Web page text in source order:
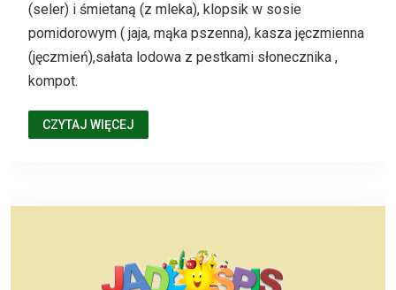
(seler) i śmietaną (z mleka), klopsik w sosie
pomidorowym ( jaja, mąka pszenna), kasza jęczmienna
(jęczmień),sałata lodowa z pestkami słonecznika ,
kompot.
CZYTAJ WIĘCEJ